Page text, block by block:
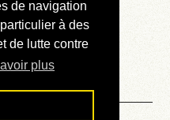
de navigation
à des
de lutte contre
plus